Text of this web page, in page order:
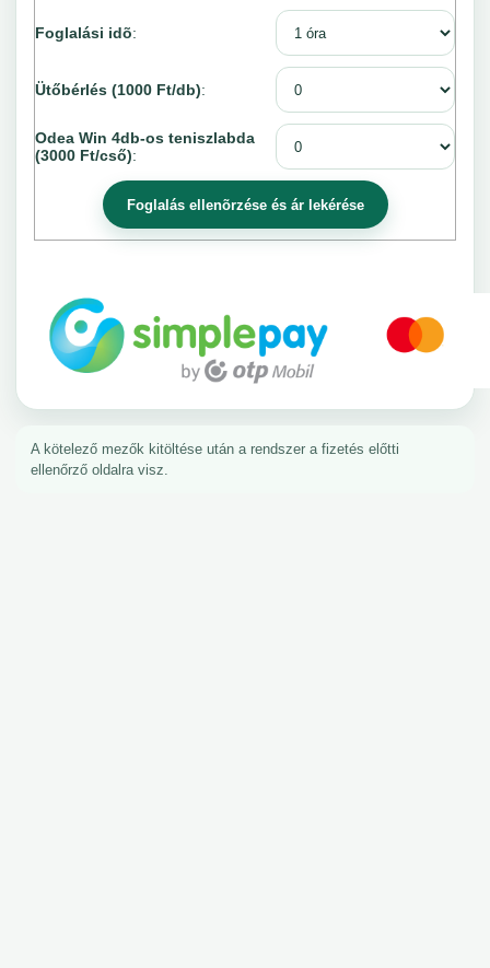
Foglalási idõ:
Ütőbérlés (1000 Ft/db):
Odea Win 4db-os teniszlabda
(3000 Ft/cső):
A kötelező mezők kitöltése után a rendszer a fizetés előtti
ellenőrző oldalra visz.